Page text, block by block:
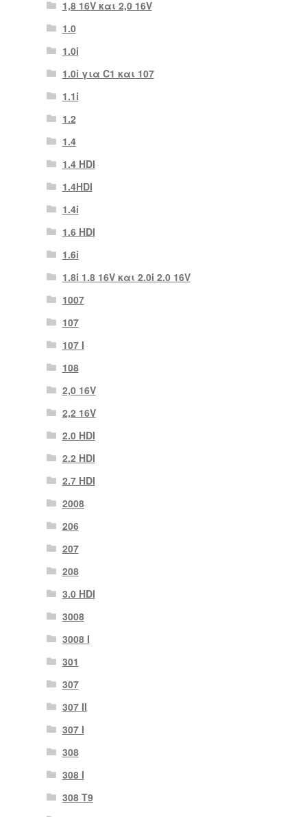
1,8 16V και 2,0 16V
1.0
1.0i
1.0i για C1 και 107
1.1i
1.2
1.4
1.4 HDI
1.4HDI
1.4i
1.6 HDI
1.6i
1.8i 1.8 16V και 2.0i 2.0 16V
1007
107
107 Ι
108
2,0 16V
2,2 16V
2.0 HDI
2.2 HDI
2.7 HDI
2008
206
207
208
3.0 HDI
3008
3008 Ι
301
307
307 II
307 Ι
308
308 Ι
308 Τ9